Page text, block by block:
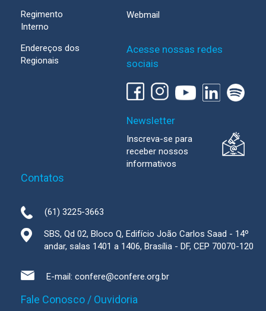
Regimento
Interno
Endereços dos
Regionais
Webmail
Acesse nossas redes
sociais
Newsletter
Inscreva-se para
receber nossos
informativos
Contatos
(61) 3225-3663
SBS, Qd 02, Bloco Q, Edifício João Carlos Saad - 14º
andar, salas 1401 a 1406, Brasília - DF, CEP 70070-120
E-mail: confere@confere.org.br
Fale Conosco / Ouvidoria